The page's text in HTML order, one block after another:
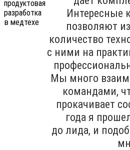
Интересные
позволяют
количество
с ними на
Мы много
командами,
прокачивает
года я
до лида, и